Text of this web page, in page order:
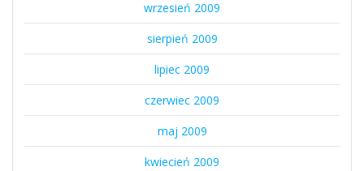
wrzesień 2009
sierpień 2009
lipiec 2009
czerwiec 2009
maj 2009
kwiecień 2009